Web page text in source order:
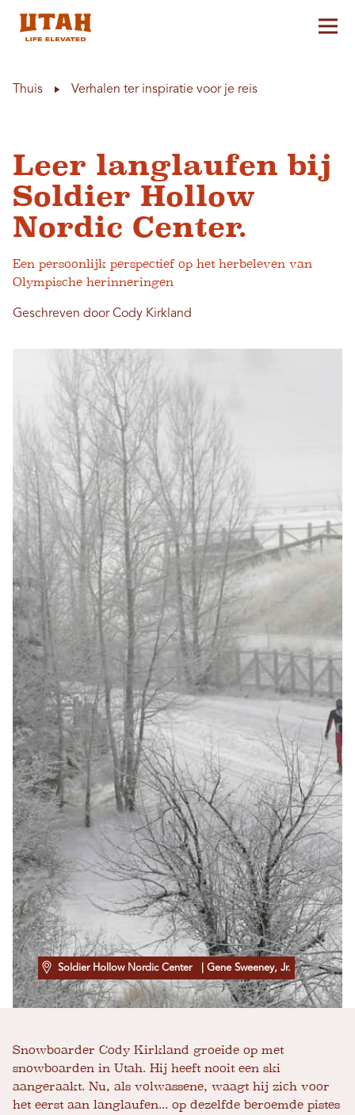
Thuis Verhalen ter inspiratie voor je reis
Leer langlaufen bij
Soldier Hollow
Nordic Center.
Een persoonlijk perspectief op het herbeleven van
Olympische herinneringen
Geschreven door Cody Kirkland
Soldier Hollow Nordic Center | Gene Sweeney, Jr.
Snowboarder Cody Kirkland groeide op met
snowboarden in Utah. Hij heeft nooit een ski
aangeraakt. Nu, als volwassene, waagt hij zich voor
het eerst aan langlaufen... op dezelfde beroemde pistes